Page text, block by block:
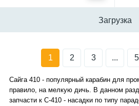
Загрузка
1 2 3 ... 5
Сайга 410 - популярный карабин для
правило, на мелкую дичь. В данном
запчасти к С-410 - насадки по типу